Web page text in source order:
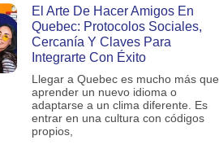
El Arte De Hacer Amigos En
Quebec: Protocolos Sociales,
Cercanía Y Claves Para
Integrarte Con Éxito
Llegar a Quebec es mucho más que
aprender un nuevo idioma o
adaptarse a un clima diferente. Es
entrar en una cultura con códigos
propios,